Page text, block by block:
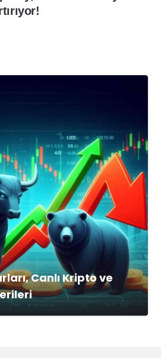
Canlı Kripto ve